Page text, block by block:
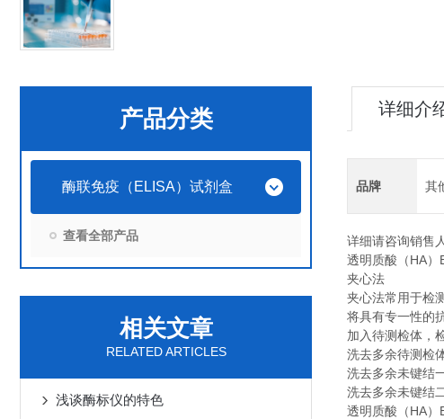
产品分类
酶联免疫（ELISA）试剂盒
查看全部产品
相关文章
RELATED ARTICLES
浅谈酶标仪的特色
详细介
品牌 其
详细请咨询销售
透明质酸（HA）
夹心法
夹心法常用于检
将具有专一性的
加入待测检体，
洗去多余待测检
洗去多余未键结
洗去多余未键结
透明质酸（HA）